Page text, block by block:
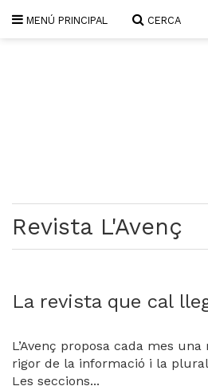
MENÚ PRINCIPAL CERCA
VIDEOTECA
Actualitat
Mirador
Videoteca
Revista L'Avenç
La revista que cal
L’Avenç proposa cada mes
rigor de la informació i la
Les seccions...